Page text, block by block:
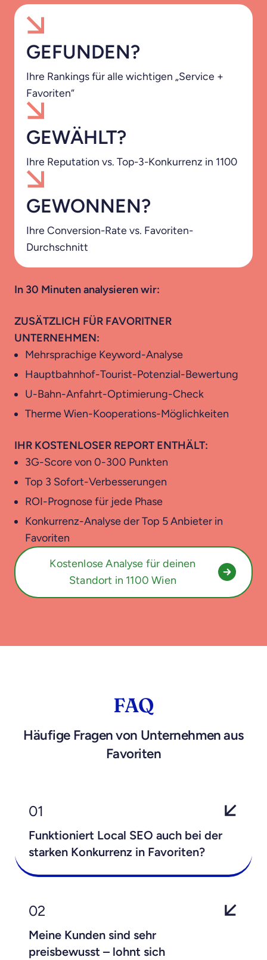
GEFUNDEN?
Ihre Rankings für alle wichtigen „Service +
Favoriten“
GEWÄHLT?
Ihre Reputation vs. Top-3-Konkurrenz in 1100
GEWONNEN?
Ihre Conversion-Rate vs. Favoriten-
Durchschnitt
In 30 Minuten analysieren wir:
ZUSÄTZLICH FÜR FAVORITNER
UNTERNEHMEN:
Mehrsprachige Keyword-Analyse
Hauptbahnhof-Tourist-Potenzial-Bewertung
U-Bahn-Anfahrt-Optimierung-Check
Therme Wien-Kooperations-Möglichkeiten
IHR KOSTENLOSER REPORT ENTHÄLT:
3G-Score von 0-300 Punkten
Top 3 Sofort-Verbesserungen
ROI-Prognose für jede Phase
Konkurrenz-Analyse der Top 5 Anbieter in
Favoriten
Kostenlose Analyse für deinen
Standort in 1100 Wien
FAQ
Häufige Fragen von Unternehmen aus
Favoriten
01
Funktioniert Local SEO auch bei der
starken Konkurrenz in Favoriten?
02
Meine Kunden sind sehr
preisbewusst – lohnt sich